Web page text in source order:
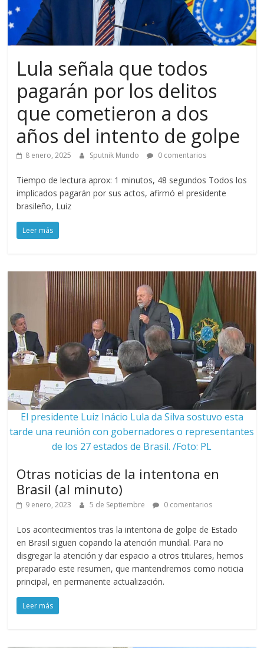
Lula señala que todos
pagarán por los delitos
que cometieron a dos
años del intento de golpe
8 enero, 2025 Sputnik Mundo 0 comentarios
Tiempo de lectura aprox: 1 minutos, 48 segundos Todos los
implicados pagarán por sus actos, afirmó el presidente
brasileño, Luiz
Leer más
El presidente Luiz Inácio Lula da Silva sostuvo esta
tarde una reunión con gobernadores o representantes
de los 27 estados de Brasil. /Foto: PL
Otras noticias de la intentona en
Brasil (al minuto)
9 enero, 2023 5 de Septiembre 0 comentarios
Los acontecimientos tras la intentona de golpe de Estado
en Brasil siguen copando la atención mundial. Para no
disgregar la atención y dar espacio a otros titulares, hemos
preparado este resumen, que mantendremos como noticia
principal, en permanente actualización.
Leer más